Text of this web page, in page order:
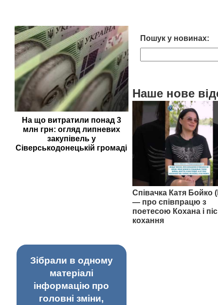
На що витратили понад 3
млн грн: огляд липневих
закупівель у
Сіверськодонецькій громаді
Пошук у новинах:
Наше нове
Співачка Катя Бойко
— про співпрацю з
поетесою Кохана і
кохання
Зібрали в одному
матеріалі
інформацію про
головні зміни,